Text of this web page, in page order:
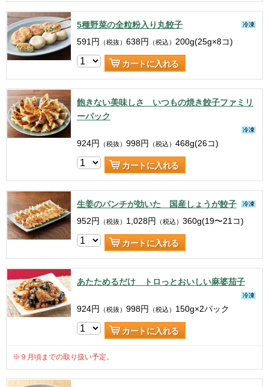
5種野菜の全粒粉入り丸餃子 冷凍
591 円 （税抜） 638円 （税込） 200g(25g×8コ)
カートに入れる
飽きない美味しさ いつもの焼き餃子ファミリ
ーパック
冷凍
924円 （税抜） 998円 （税込） 468g(26コ)
カートに入れる
生姜のパンチが効いた 国産しょうが餃子 冷凍
952円 （税抜） 1,028円 （税込） 360g(19〜21コ)
カートに入れる
あたためるだけ トロっとおいしい麻婆茄子
冷凍
924円 （税抜） 998円 （税込） 150g×2パック
カートに入れる
※９月頃までの取り扱い予定。